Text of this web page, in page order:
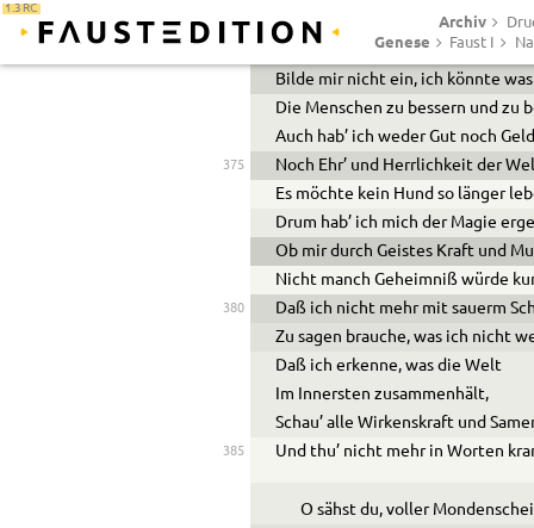
1.3 RC
Archiv
Genese Faust I
370
Dafür ist mir auch alle Freud’
Bilde mir nicht ein was rechts zu
Bilde mir nicht ein, ich könnte
Die Menschen zu bessern und zu
Auch hab’ ich weder Gut noch
375
Noch Ehr’ und Herrlichkeit der
Es möchte kein Hund so länger
Drum hab’ ich mich der Magie
Ob mir durch Geistes Kraft und
Nicht manch Geheimniß würde
380
Daß ich nicht mehr mit sauerm
Zu sagen brauche, was ich nicht
Daß ich erkenne, was die Welt
Im Innersten zusammenhält,
Schau’ alle Wirkenskraft und
385 Und thu’ nicht mehr in Worten
O sähst du, voller